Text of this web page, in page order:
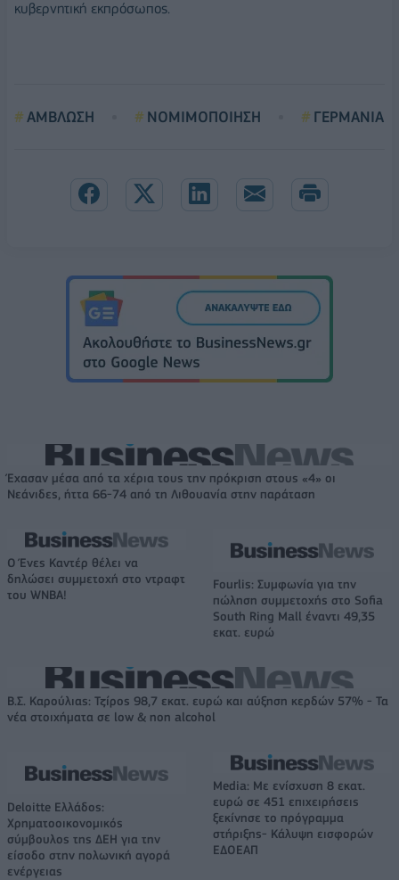
κυβερνητική εκπρόσωπος.
ΑΜΒΛΩΣΗ ΝΟΜΙΜΟΠΟΙΗΣΗ ΓΕΡΜΑΝΙΑ
Έχασαν μέσα από τα χέρια τους την πρόκριση στους «4» οι
Νεάνιδες, ήττα 66-74 από τη Λιθουανία στην παράταση
Ο Ένες Καντέρ θέλει να
δηλώσει συμμετοχή στο ντραφτ
του WNBA!
Fourlis: Συμφωνία για την
πώληση συμμετοχής στο Sofia
South Ring Mall έναντι 49,35
εκατ. ευρώ
Β.Σ. Καρούλιας: Τζίρος 98,7 εκατ. ευρώ και αύξηση κερδών 57% - Τα
νέα στοιχήματα σε low & non alcohol
Deloitte Ελλάδος:
Χρηματοοικονομικός
σύμβουλος της ΔΕΗ για την
είσοδο στην πολωνική αγορά
ενέργειας
Media: Με ενίσχυση 8 εκατ.
ευρώ σε 451 επιχειρήσεις
ξεκίνησε το πρόγραμμα
στήριξης- Κάλυψη εισφορών
ΕΔΟΕΑΠ